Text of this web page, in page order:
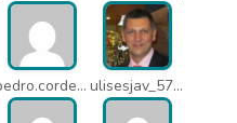
pedro.corderonunez_qab ulisesjav_5758